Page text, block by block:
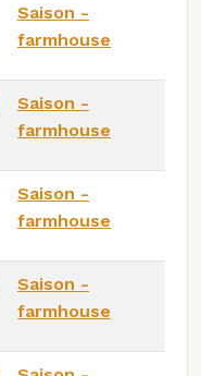
Saison -
farmhouse
Saison -
farmhouse
Saison -
farmhouse
Saison -
farmhouse